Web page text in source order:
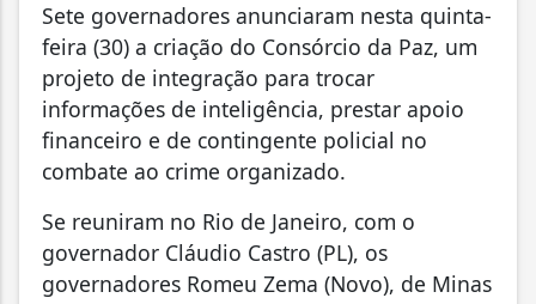
Sete governadores anunciaram nesta quinta-
feira (30) a criação do Consórcio da Paz, um
projeto de integração para trocar
informações de inteligência, prestar apoio
financeiro e de contingente policial no
combate ao crime organizado.
Se reuniram no Rio de Janeiro, com o
governador Cláudio Castro (PL), os
governadores Romeu Zema (Novo), de Minas